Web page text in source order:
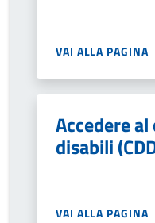
VAI ALLA PAGINA
Accedere
disabili
VAI ALLA PAGINA